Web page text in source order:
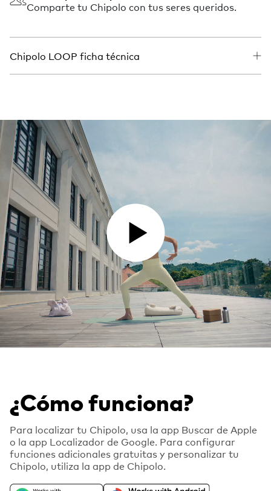
Comparte tu Chipolo con tus seres queridos.
Chipolo LOOP ficha técnica
PLAY VIDEO
¿Cómo funciona?
Para localizar tu Chipolo, usa la app Buscar de Apple
o la app Localizador de Google. Para configurar
funciones adicionales gratuitas y personalizar tu
Chipolo, utiliza la app de Chipolo.